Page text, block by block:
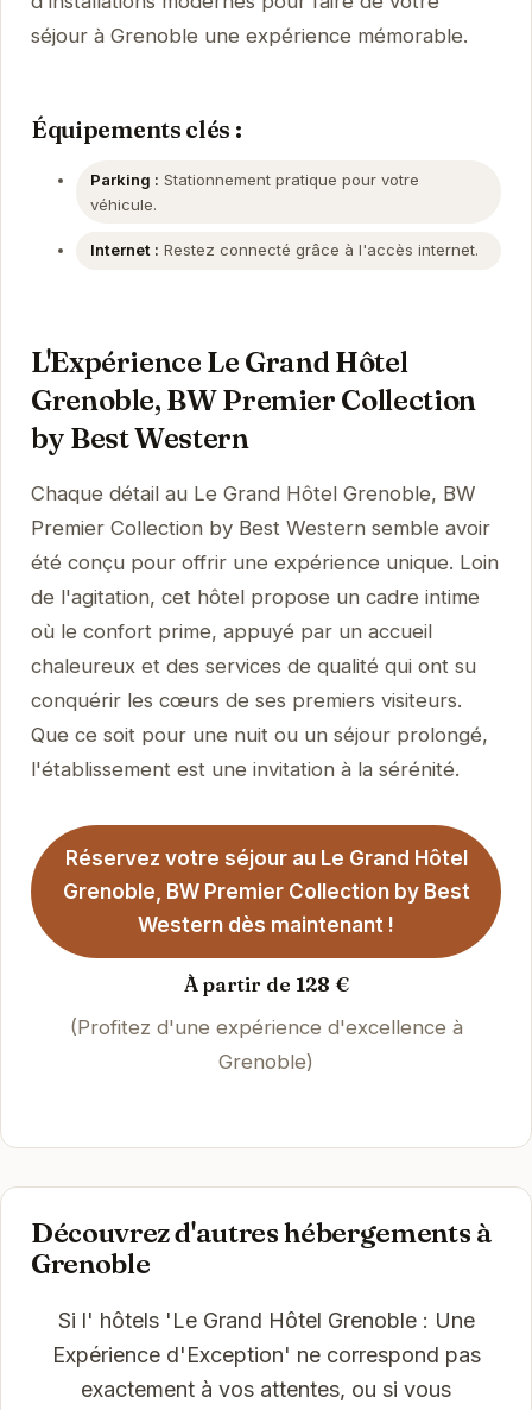
séjour à Grenoble une expérience mémorable.
Équipements clés :
Parking : Stationnement pratique pour votre
véhicule.
Internet : Restez connecté grâce à l'accès internet.
L'Expérience Le Grand Hôtel
Grenoble, BW Premier Collection
by Best Western
Chaque détail au Le Grand Hôtel Grenoble, BW
Premier Collection by Best Western semble avoir
été conçu pour offrir une expérience unique. Loin
de l'agitation, cet hôtel propose un cadre intime
où le confort prime, appuyé par un accueil
chaleureux et des services de qualité qui ont su
conquérir les cœurs de ses premiers visiteurs.
Que ce soit pour une nuit ou un séjour prolongé,
l'établissement est une invitation à la sérénité.
Réservez votre séjour au Le Grand Hôtel
Grenoble, BW Premier Collection by Best
Western dès maintenant !
À partir de 128 €
(Profitez d'une expérience d'excellence à
Grenoble)
Découvrez d'autres hébergements à
Grenoble
Si l' hôtels 'Le Grand Hôtel Grenoble : Une
Expérience d'Exception' ne correspond pas
exactement à vos attentes, ou si vous